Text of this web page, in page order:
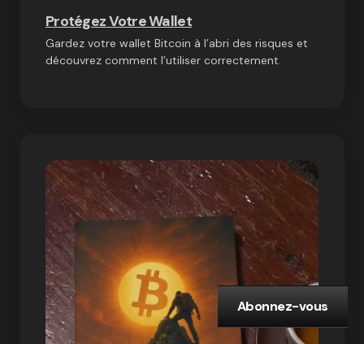
Protégez Votre Wallet
Gardez votre wallet Bitcoin à l’abri des risques et
découvrez comment l’utiliser correctement.
Abonnez-vous